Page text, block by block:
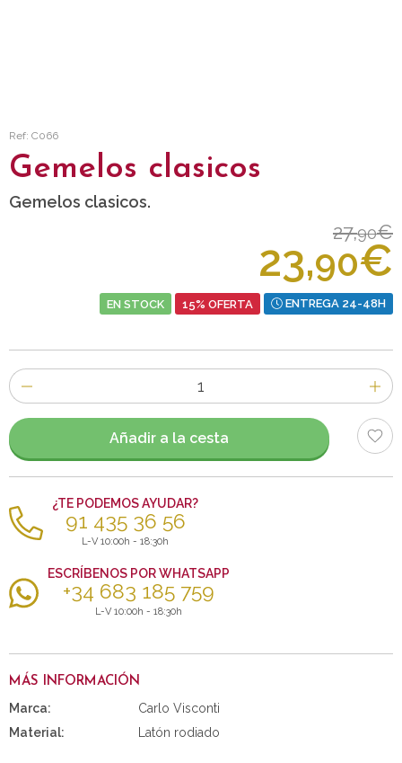
Ref: C066
Gemelos clasicos
Gemelos clasicos.
27,90€
23,90€
EN STOCK 15% OFERTA ENTREGA 24-48H
Número
de
artículos
Añadir a la cesta
¿TE PODEMOS AYUDAR?
91 435 36 56
L-V 10:00h - 18:30h
ESCRÍBENOS POR WHATSAPP
+34 683 185 759
L-V 10:00h - 18:30h
MÁS INFORMACIÓN
Marca:
Carlo Visconti
Material:
Latón rodiado